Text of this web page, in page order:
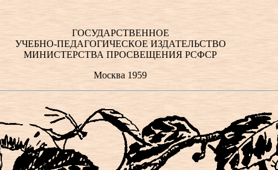
ГОСУДАРСТВЕННОЕ
УЧЕБНО-ПЕДАГОГИЧЕСКОЕ ИЗДАТЕЛЬСТВО
МИНИСТЕРСТВА ПРОСВЕЩЕНИЯ РСФСР
Москва 1959